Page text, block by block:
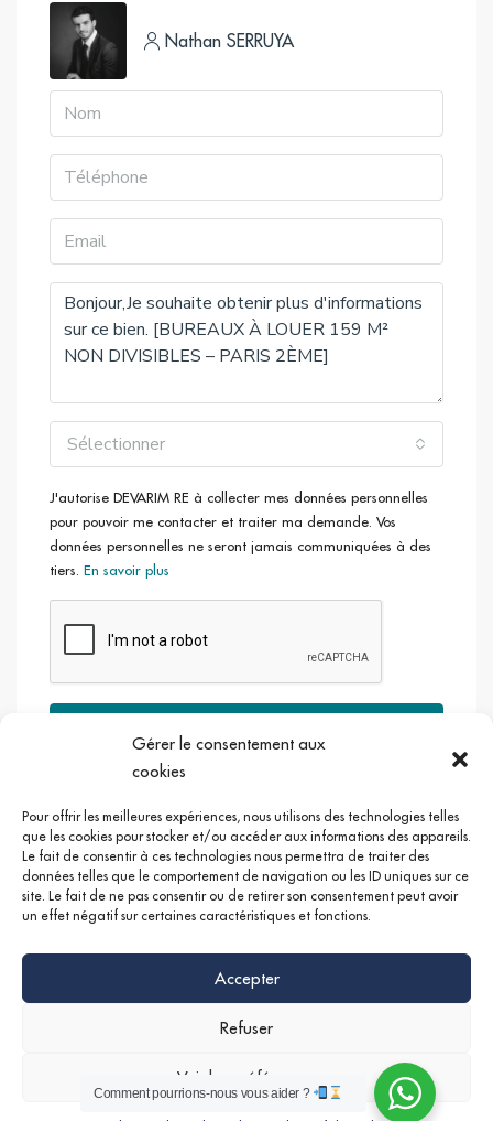
Gérer le consentement aux
cookies
Pour offrir les meilleures expériences, nous utilisons des technologies telles
que les cookies pour stocker et/ou accéder aux informations des appareils.
Le fait de consentir à ces technologies nous permettra de traiter des
données telles que le comportement de navigation ou les ID uniques sur ce
site. Le fait de ne pas consentir ou de retirer son consentement peut avoir
un effet négatif sur certaines caractéristiques et fonctions.
Accepter
Refuser
Voir les préférences
Accès
Réaumur – Montmartre (Ligne 85, Ligne 74, Ligne 20,
Ligne
39, Ligne N16, Ligne N15), Bourse (Ligne 29), Grands
Boulevards (Ligne 32)
Nathan SERRUYA
Sélectionner
J'autorise DEVARIM RE à collecter mes données personnelles
pour pouvoir me contacter et traiter ma demande. Vos
données personnelles ne seront jamais communiquées à des
tiers. En savoir plus
Google + Linkedin Instagram
Politique de confidentialités
Comment pourrions-nous vous aider ?